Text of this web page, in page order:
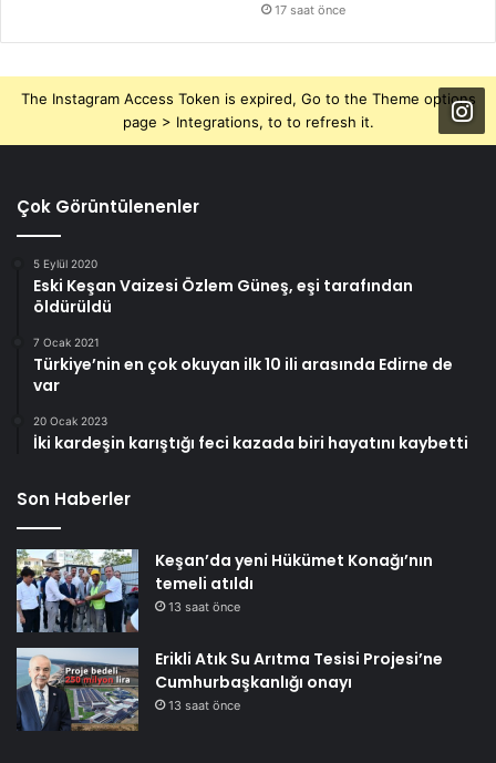
17 saat önce
The Instagram Access Token is expired, Go to the Theme options
page > Integrations, to to refresh it.
Çok Görüntülenenler
5 Eylül 2020
Eski Keşan Vaizesi Özlem Güneş, eşi tarafından
öldürüldü
7 Ocak 2021
Türkiye’nin en çok okuyan ilk 10 ili arasında Edirne de
var
20 Ocak 2023
İki kardeşin karıştığı feci kazada biri hayatını kaybetti
Son Haberler
Keşan’da yeni Hükümet Konağı’nın
temeli atıldı
13 saat önce
Erikli Atık Su Arıtma Tesisi Projesi’ne
Cumhurbaşkanlığı onayı
13 saat önce